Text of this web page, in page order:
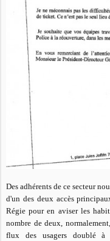
Des adhérents de ce secteur
d'un des deux accès
Régie pour en aviser les
nombre de deux,
flux des usagers doublé